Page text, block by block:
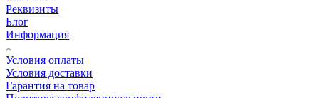
Реквизиты
Блог
Информация
Условия оплаты
Условия доставки
Гарантия на товар